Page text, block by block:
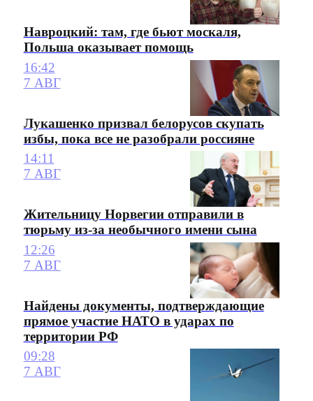
Навроцкий: там, где бьют москаля,
Польша оказывает помощь
16:42
7 АВГ
Лукашенко призвал белорусов скупать
избы, пока все не разобрали россияне
14:11
7 АВГ
Жительницу Норвегии отправили в
тюрьму из-за необычного имени сына
12:26
7 АВГ
Найдены документы, подтверждающие
прямое участие НАТО в ударах по
территории РФ
09:28
7 АВГ